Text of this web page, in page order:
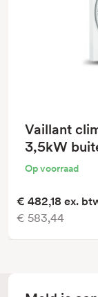
Vaillant
3,5kW
Op voorraad
€ 482,18 ex.
€ 583,44